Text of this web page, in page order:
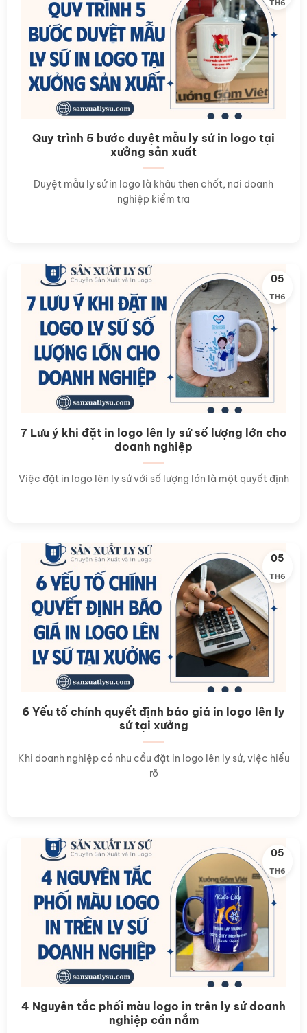
Quy trình 5 bước duyệt mẫu ly sứ in logo tại
xưởng sản xuất
Duyệt mẫu ly sứ in logo là khâu then chốt, nơi doanh
nghiệp kiểm tra
TH6
7 Lưu ý khi đặt in logo lên ly sứ số lượng lớn cho
doanh nghiệp
Việc đặt in logo lên ly sứ với số lượng lớn là một quyết định
05
TH6
6 Yếu tố chính quyết định báo giá in logo lên ly
sứ tại xưởng
Khi doanh nghiệp có nhu cầu đặt in logo lên ly sứ, việc hiểu
rõ
05
TH6
4 Nguyên tắc phối màu logo in trên ly sứ doanh
nghiệp cần nắm
05
TH6